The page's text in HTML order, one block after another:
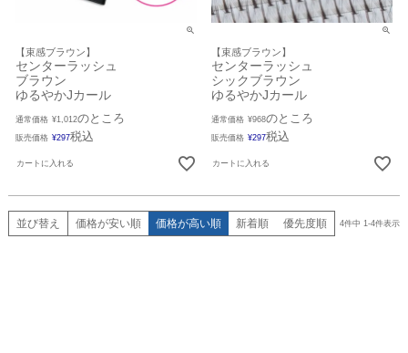
【束感ブラウン】
センターラッシュ
ブラウン
ゆるやかJカール
通常価格 ¥1,012のところ
販売価格 ¥297税込
カートに入れる
【束感ブラウン】
センターラッシュ
シックブラウン
ゆるやかJカール
通常価格 ¥968のところ
販売価格 ¥297税込
カートに入れる
並び替え 価格が安い順 価格が高い順 新着順 優先度順 4件中 1-4件表示